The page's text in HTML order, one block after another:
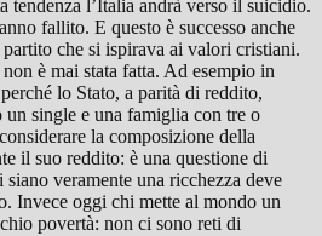
tendenza l’Italia andrà verso il suicidio.
fallito. E questo è successo anche
che si ispirava ai valori cristiani.
è mai stata fatta. Ad esempio in
lo Stato, a parità di reddito,
un single e una famiglia con tre o
la composizione della
il suo reddito: è una questione di
veramente una ricchezza deve
Invece oggi chi mette al mondo un
povertà: non ci sono reti di